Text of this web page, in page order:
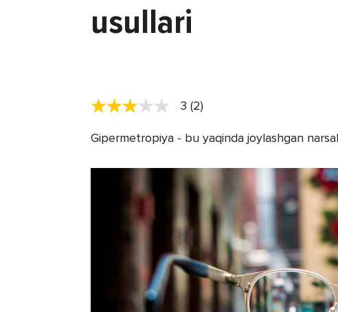
usullari
3 (2)
Gipermetropiya - bu yaqinda joylashgan